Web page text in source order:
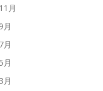
月
月
月
月
月